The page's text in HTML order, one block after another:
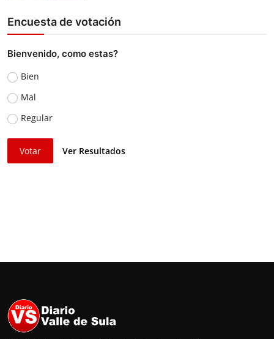
Encuesta de votación
Bienvenido, como estas?
Bien
Mal
Regular
Votar Ver Resultados